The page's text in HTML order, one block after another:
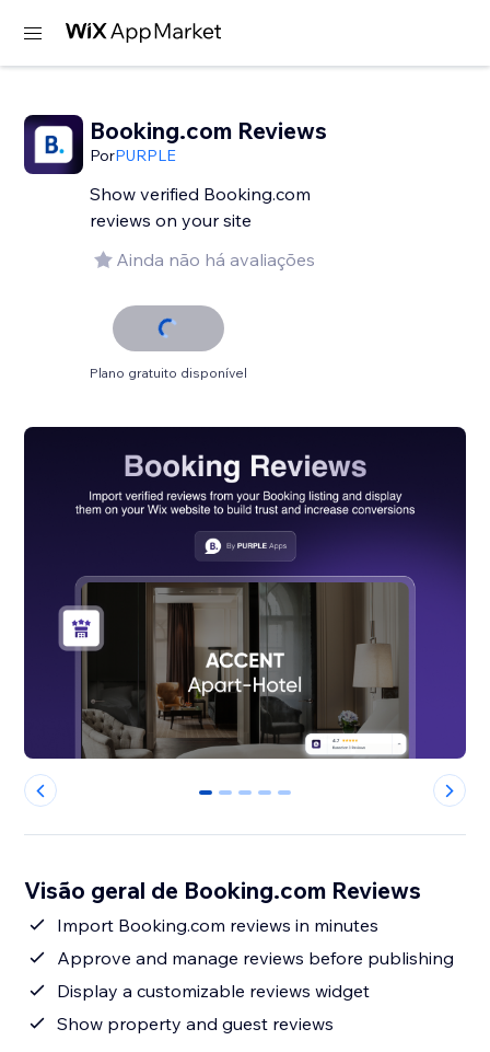
Booking.com Reviews
PorPURPLE
Show verified Booking.com
reviews on your site
Ainda não há avaliações
Plano gratuito disponível
0 1 2 3 4
Visão geral de Booking.com Reviews
Import Booking.com reviews in minutes
Approve and manage reviews before publishing
Display a customizable reviews widget
Show property and guest reviews